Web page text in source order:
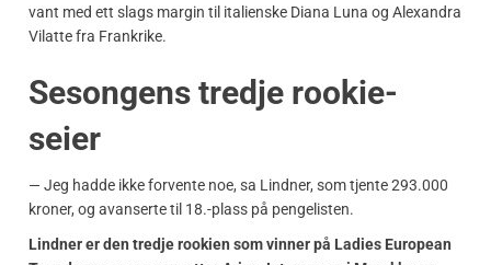
vant med ett slags margin til italienske Diana Luna og Alexandra
Vilatte fra Frankrike.
Sesongens tredje rookie-
seier
— Jeg hadde ikke forvente noe, sa Lindner, som tjente 293.000
kroner, og avanserte til 18.-plass på pengelisten.
Lindner er den tredje rookien som vinner på Ladies European